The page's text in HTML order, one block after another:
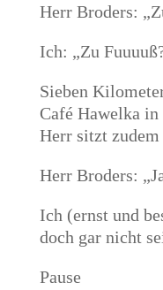
Herr Broders:
Ich: „Zu
Sieben
Café Hawelka in
Herr sitzt
Herr Broders:
Ich (ernst und
doch gar nicht
Pause